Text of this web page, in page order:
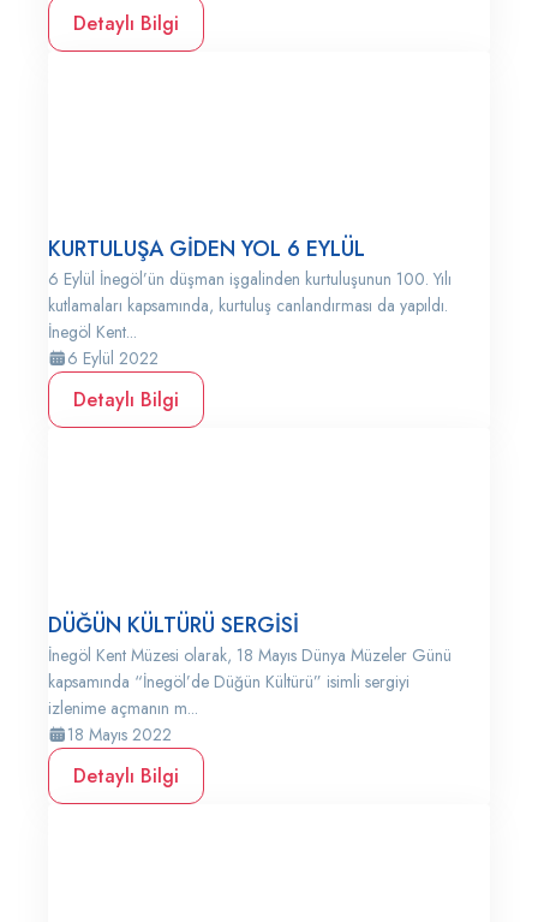
Detaylı Bilgi
KURTULUŞA GİDEN YOL 6 EYLÜL
6 Eylül İnegöl’ün düşman işgalinden kurtuluşunun 100. Yılı
kutlamaları kapsamında, kurtuluş canlandırması da yapıldı.
İnegöl Kent...
6 Eylül 2022
Detaylı Bilgi
DÜĞÜN KÜLTÜRÜ SERGİSİ
İnegöl Kent Müzesi olarak, 18 Mayıs Dünya Müzeler Günü
kapsamında “İnegöl’de Düğün Kültürü” isimli sergiyi
izlenime açmanın m...
18 Mayıs 2022
Detaylı Bilgi